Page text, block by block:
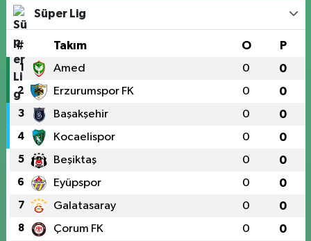
Süper Lig
# Takım O P
1 Amed 0 0
2 Erzurumspor FK 0 0
3 Başakşehir 0 0
4 Kocaelispor 0 0
5 Beşiktaş 0 0
6 Eyüpspor 0 0
7 Galatasaray 0 0
8 Çorum FK 0 0